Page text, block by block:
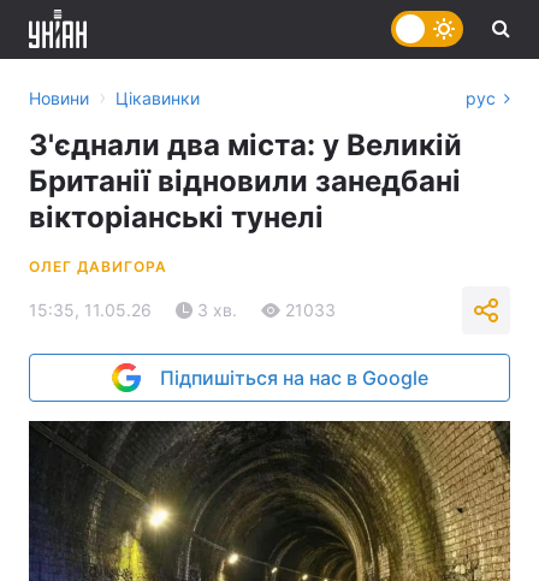
Новини › Цікавинки рус
З'єднали два міста: у Великій
Британії відновили занедбані
вікторіанські тунелі
ОЛЕГ ДАВИГОРА
15:35, 11.05.26 3 хв. 21033
Підпишіться на нас в Google